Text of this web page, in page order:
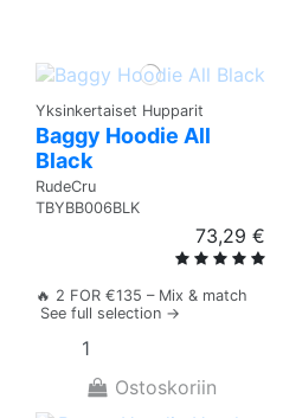
Yksinkertaiset Hupparit
Baggy Hoodie All
Black
RudeCru
TBYBB006BLK
73,29 €
🔥 2 FOR €135 – Mix & match
See full selection →
Ostoskoriin